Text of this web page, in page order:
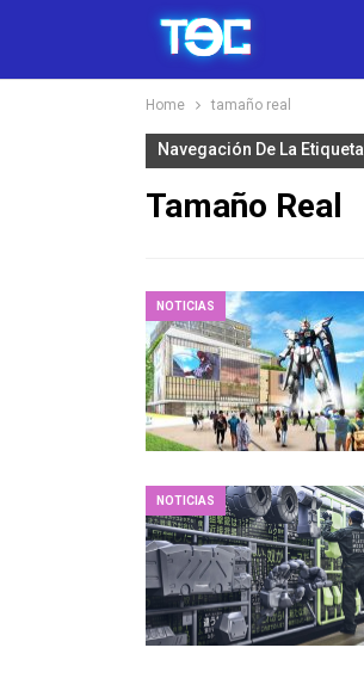
Home tamaño real
Navegación De La Etiqueta
Tamaño Real
NOTICIAS
NOTICIAS